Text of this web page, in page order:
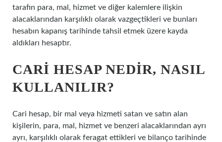
tarafın para, mal, hizmet ve diğer kalemlere ilişkin
alacaklarından karşılıklı olarak vazgeçtikleri ve bunları
hesabın kapanış tarihinde tahsil etmek üzere kayda
aldıkları hesaptır.
CARI HESAP NEDIR, NASIL
KULLANILIR?
Cari hesap, bir mal veya hizmeti satan ve satın alan
kişilerin, para, mal, hizmet ve benzeri alacaklarından ayrı
ayrı, karşılıklı olarak feragat ettikleri ve bilanço tarihinde